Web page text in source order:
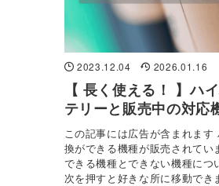
2023.12.04 2026.01.16
【 長く使える！ 】ハ
テリーと販売中の対応
この記事には広告が含まれま
換ができる機種が販売されて
できる機種とできない機種に
次を押すと好きな所に移動で